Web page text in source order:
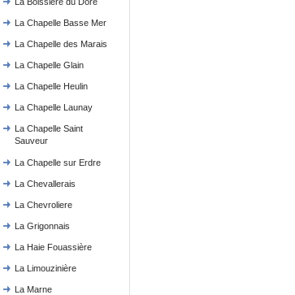
La Chapelle Basse Mer
La Chapelle des Marais
La Chapelle Glain
La Chapelle Heulin
La Chapelle Launay
La Chapelle Saint
Sauveur
La Chapelle sur Erdre
La Chevallerais
La Chevroliere
La Grigonnais
La Haie Fouassière
La Limouzinière
La Marne